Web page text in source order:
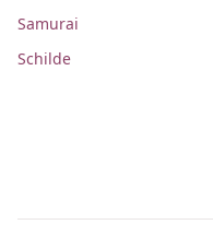
Samurai
Schilde